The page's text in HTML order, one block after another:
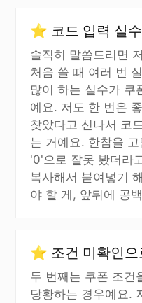
⭐ 코드 입력 실
솔직히 말씀드리면
처음 쓸 때 여러 번
많이 하는 실수가 쿠
예요. 저도 한 번은
찾았다고 신나서 코
는 거예요. 한참을
'0'으로 잘못 봤더라
복사해서 붙여넣기
야 할 게, 앞뒤에 공
⭐ 조건 미확인으
두 번째는 쿠폰 조건
당황하는 경우예요.